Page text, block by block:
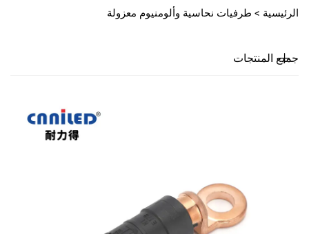
الرئيسية > طرفيات نحاسية وألومنيوم معزولة
جميع المنتجات